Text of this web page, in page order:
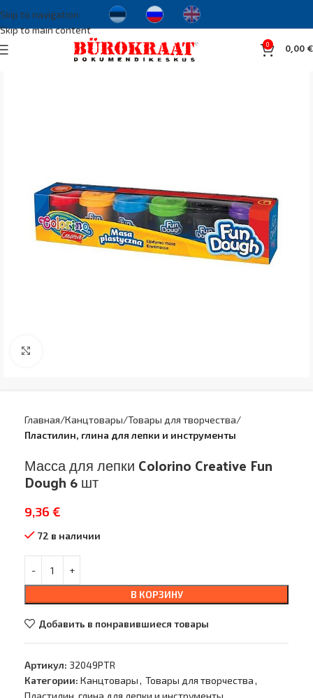
Skip to navigation
Skip to main content
0 0,00€
Главная Канцтовары Товары для творчества
Пластилин, глина для лепки и инструменты
Масса для лепки Colorino Creative Fun
Dough 6 шт
9,36 €
72 в наличии
В КОРЗИНУ
Добавить в понравившиеся товары
Артикул: 32049PTR
Категории: Канцтовары, Товары для творчества,
Пластилин, глина для лепки и инструменты